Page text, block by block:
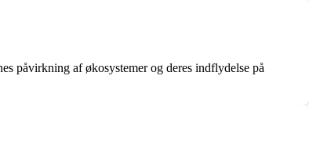
påvirkning af økosystemer og deres indflydelse på